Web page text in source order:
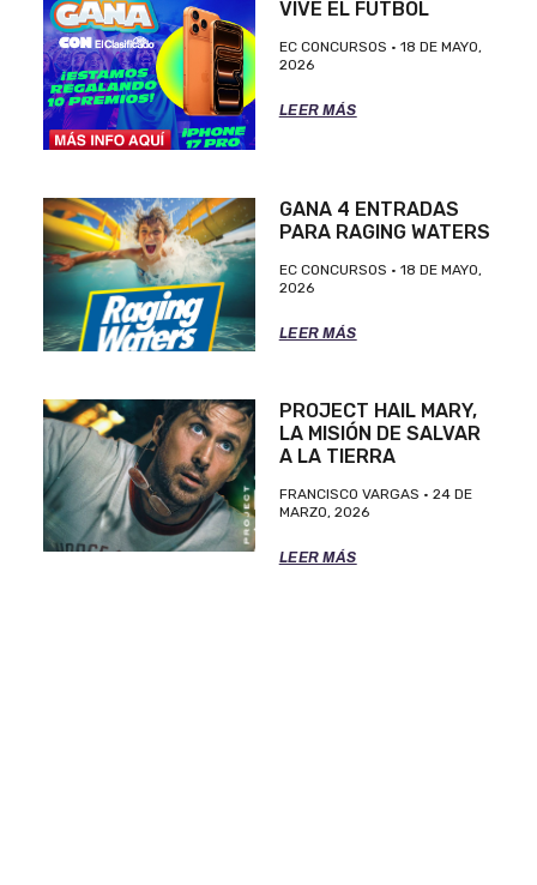
VIVE EL FUTBOL
EC CONCURSOS
18 DE MAYO,
2026
LEER MÁS
GANA 4 ENTRADAS
PARA RAGING WATERS
EC CONCURSOS
18 DE MAYO,
2026
LEER MÁS
PROJECT HAIL MARY,
LA MISIÓN DE SALVAR
A LA TIERRA
FRANCISCO VARGAS
24 DE
MARZO, 2026
LEER MÁS